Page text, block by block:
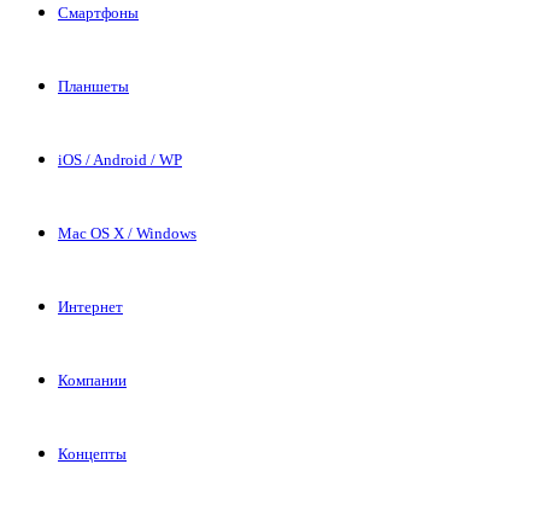
Смартфоны
Планшеты
iOS / Android / WP
Mac OS X / Windows
Интернет
Компании
Концепты